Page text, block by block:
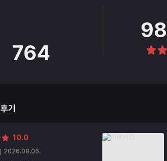
764
98
기
10.0
2026.08.06.